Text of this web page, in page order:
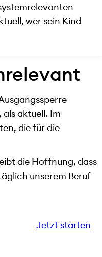
wer sein Kind
aktuell. Im
die für die
die Hoffnung, dass
unserem Beruf
Jetzt starten